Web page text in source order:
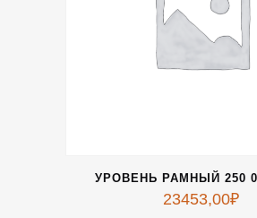
УРОВЕНЬ РАМНЫЙ 250
23453,00₽